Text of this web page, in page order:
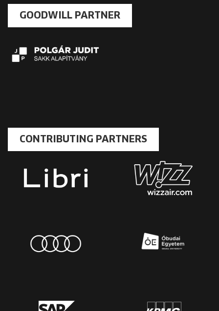
GOODWILL PARTNER
CONTRIBUTING PARTNERS